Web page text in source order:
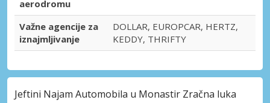
aerodromu
Važne agencije za
iznajmljivanje
DOLLAR, EUROPCAR, HERTZ,
KEDDY, THRIFTY
Jeftini Najam Automobila u Monastir Zračna luka